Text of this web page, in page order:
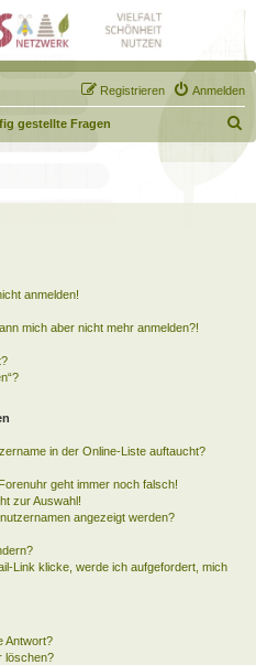
Anmelden
Registrieren
gestellte Fragen
u
h
anmelden!
mich aber nicht mehr anmelden?!
in der Online-Liste auftaucht?
geht immer noch falsch!
zur Auswahl!
angezeigt werden?
Link klicke, werde ich aufgefordert, mich
Antwort?
löschen?